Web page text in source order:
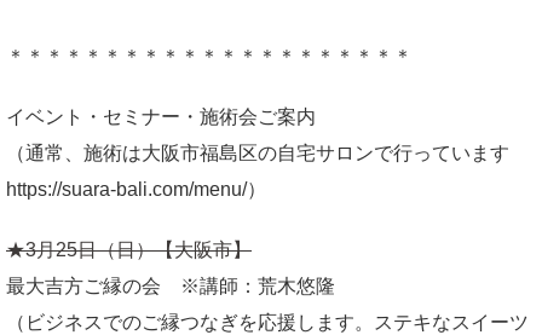
＊＊＊＊＊＊＊＊＊＊＊＊＊＊＊＊＊＊＊＊＊
イベント・セミナー・施術会ご案内
（通常、施術は大阪市福島区の自宅サロンで行っています
https://suara-bali.com/menu/）
★3月25日（日）【大阪市】
最大吉方ご縁の会 ※講師：荒木悠隆
（ビジネスでのご縁つなぎを応援します。ステキなスイーツ